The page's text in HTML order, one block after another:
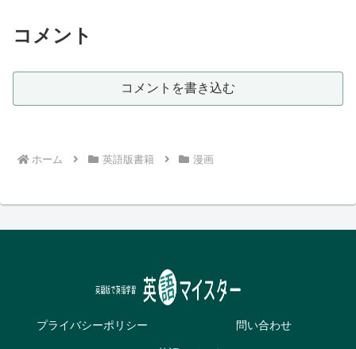
コメント
コメントを書き込む
ホーム 英語版書籍 漫画
プライバシーポリシー 問い合わせ